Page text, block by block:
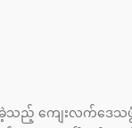
ည့် ကျေးလက်ဒေသ